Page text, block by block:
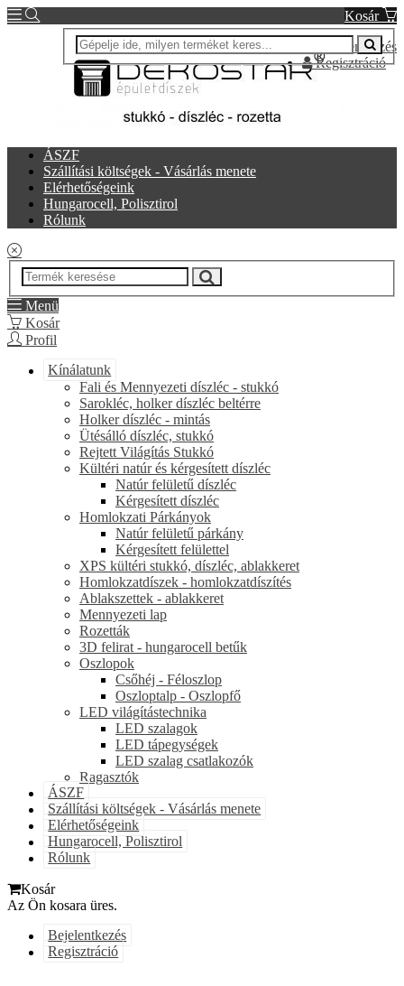
Kosár
Bejelentkezés
Regisztráció
ÁSZF
Szállítási költségek - Vásárlás menete
Elérhetőségeink
Hungarocell, Polisztirol
Rólunk
Menü
Kosár
Profil
Kínálatunk
Fali és Mennyezeti díszléc - stukkó
Sarokléc, holker díszléc beltérre
Holker díszléc - mintás
Ütésálló díszléc, stukkó
Rejtett Világítás Stukkó
Kültéri natúr és kérgesített díszléc
Natúr felületű díszléc
Kérgesített díszléc
Homlokzati Párkányok
Natúr felületű párkány
Kérgesített felülettel
XPS kültéri stukkó, díszléc, ablakkeret
Homlokzatdíszek - homlokzatdíszítés
Ablakszettek - ablakkeret
Mennyezeti lap
Rozetták
3D felirat - hungarocell betűk
Oszlopok
Csőhéj - Féloszlop
Oszloptalp - Oszlopfő
LED világítástechnika
LED szalagok
LED tápegységek
LED szalag csatlakozók
Ragasztók
ÁSZF
Szállítási költségek - Vásárlás menete
Elérhetőségeink
Hungarocell, Polisztirol
Rólunk
Kosár
Az Ön kosara üres.
Bejelentkezés
Regisztráció